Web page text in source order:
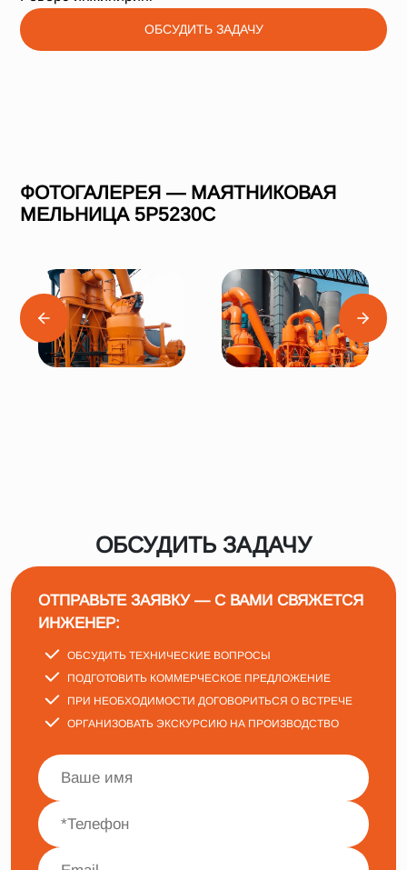
ОБСУДИТЬ ЗАДАЧУ
ФОТОГАЛЕРЕЯ — МАЯТНИКОВАЯ
МЕЛЬНИЦА 5Р5230С
ОБСУДИТЬ ЗАДАЧУ
ОТПРАВЬТЕ ЗАЯВКУ — С ВАМИ СВЯЖЕТСЯ
ИНЖЕНЕР:
ОБСУДИТЬ ТЕХНИЧЕСКИЕ ВОПРОСЫ
ПОДГОТОВИТЬ КОММЕРЧЕСКОЕ ПРЕДЛОЖЕНИЕ
ПРИ НЕОБХОДИМОСТИ ДОГОВОРИТЬСЯ О ВСТРЕЧЕ
ОРГАНИЗОВАТЬ ЭКСКУРСИЮ НА ПРОИЗВОДСТВО